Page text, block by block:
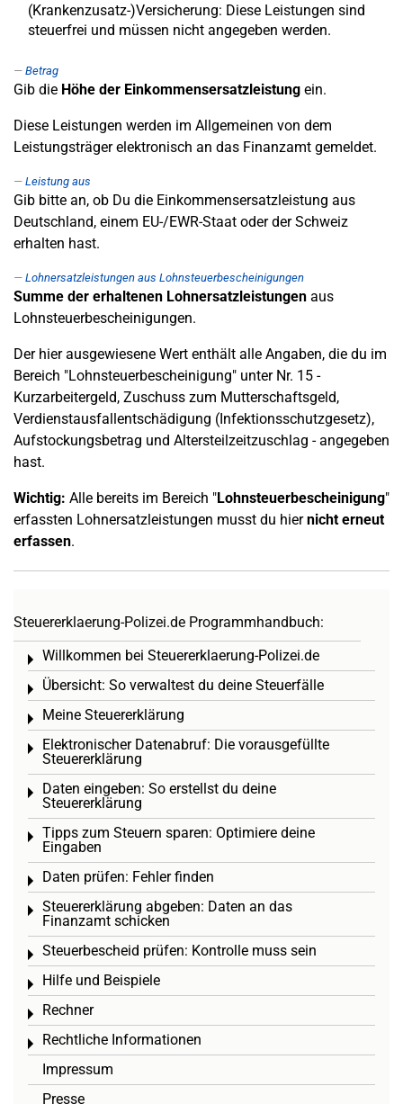
(Krankenzusatz-)Versicherung: Diese Leistungen sind
steuerfrei und müssen nicht angegeben werden.
Betrag
Gib die Höhe der Einkommensersatzleistung ein.
Diese Leistungen werden im Allgemeinen von dem
Leistungsträger elektronisch an das Finanzamt gemeldet.
Leistung aus
Gib bitte an, ob Du die Einkommensersatzleistung aus
Deutschland, einem EU-/EWR-Staat oder der Schweiz
erhalten hast.
Lohnersatzleistungen aus Lohnsteuerbescheinigungen
Summe der erhaltenen Lohnersatzleistungen aus
Lohnsteuerbescheinigungen.
Der hier ausgewiesene Wert enthält alle Angaben, die du im
Bereich "Lohnsteuerbescheinigung" unter Nr. 15 -
Kurzarbeitergeld, Zuschuss zum Mutterschaftsgeld,
Verdienstausfallentschädigung (Infektionsschutzgesetz),
Aufstockungsbetrag und Altersteilzeitzuschlag - angegeben
hast.
Wichtig: Alle bereits im Bereich "Lohnsteuerbescheinigung"
erfassten Lohnersatzleistungen musst du hiernicht erneut
erfassen.
Steuererklaerung-Polizei.de Programmhandbuch:
Willkommen bei Steuererklaerung-Polizei.de
Toggle menu
Übersicht: So verwaltest du deine Steuerfälle
Toggle menu
Meine Steuererklärung
Toggle menu
Elektronischer Datenabruf: Die vorausgefüllte
Steuererklärung
Toggle menu
Daten eingeben: So erstellst du deine
Steuererklärung
Toggle menu
Tipps zum Steuern sparen: Optimiere deine
Eingaben
Toggle menu
Daten prüfen: Fehler finden
Toggle menu
Steuererklärung abgeben: Daten an das
Finanzamt schicken
Toggle menu
Steuerbescheid prüfen: Kontrolle muss sein
Toggle menu
Hilfe und Beispiele
Toggle menu
Rechner
Toggle menu
Rechtliche Informationen
Toggle menu
Impressum
Presse